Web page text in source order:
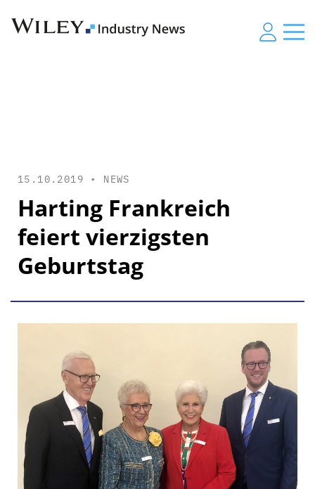
15.10.2019 • NEWS
Harting Frankreich
feiert vierzigsten
Geburtstag